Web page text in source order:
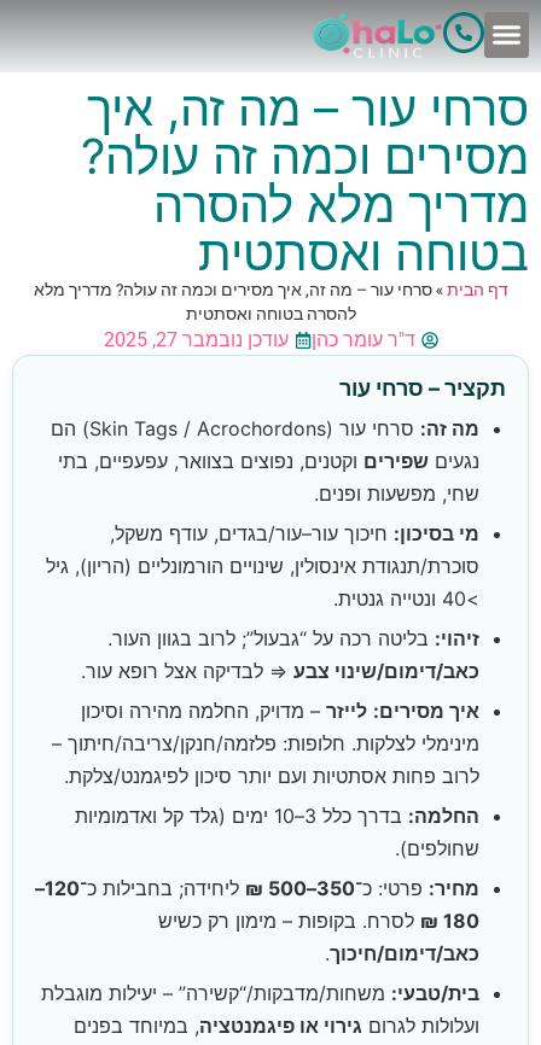
סרחי עור – מה זה, איך
מסירים וכמה זה עולה?
מדריך מלא להסרה
בטוחה ואסתטית
דף הבית»סרחי עור – מה זה, איך מסירים וכמה זה עולה? מדריך מלא
להסרה בטוחה ואסתטית
ד"ר עומר כהן עודכן נובמבר 27, 2025
תקציר – סרחי עור
מה זה:
סרחי עור (Skin Tags / Acrochordons) הם
נגעים שפירים וקטנים, נפוצים בצוואר, עפעפיים, בתי
שחי, מפשעות ופנים.
מי בסיכון: חיכוך עור–עור/בגדים, עודף משקל,
סוכרת/תנגודת אינסולין, שינויים הורמונליים (הריון), גיל
>40 ונטייה גנטית.
זיהוי: בליטה רכה על “גבעול”; לרוב בגוון העור.
כאב/דימום/שינוי צבע ⇒ לבדיקה אצל רופא עור.
איך מסירים: לייזר – מדויק, החלמה מהירה וסיכון
מינימלי לצלקות. חלופות: פלזמה/חנקן/צריבה/חיתוך –
לרוב פחות אסתטיות ועם יותר סיכון לפיגמנט/צלקת.
החלמה:
בדרך כלל 3–10 ימים (גלד קל ואדמומיות
שחולפים).
מחיר: פרטי: כ־350–500 ₪ ליחידה; בחבילות כ־
120–
180 ₪
לסרח. בקופות – מימון רק כשיש
כאב/דימום/חיכוך.
בית/טבעי: משחות/מדבקות/“קשירה” – יעילות מוגבלת
ועלולות לגרום גירוי או פיגמנטציה, במיוחד בפנים